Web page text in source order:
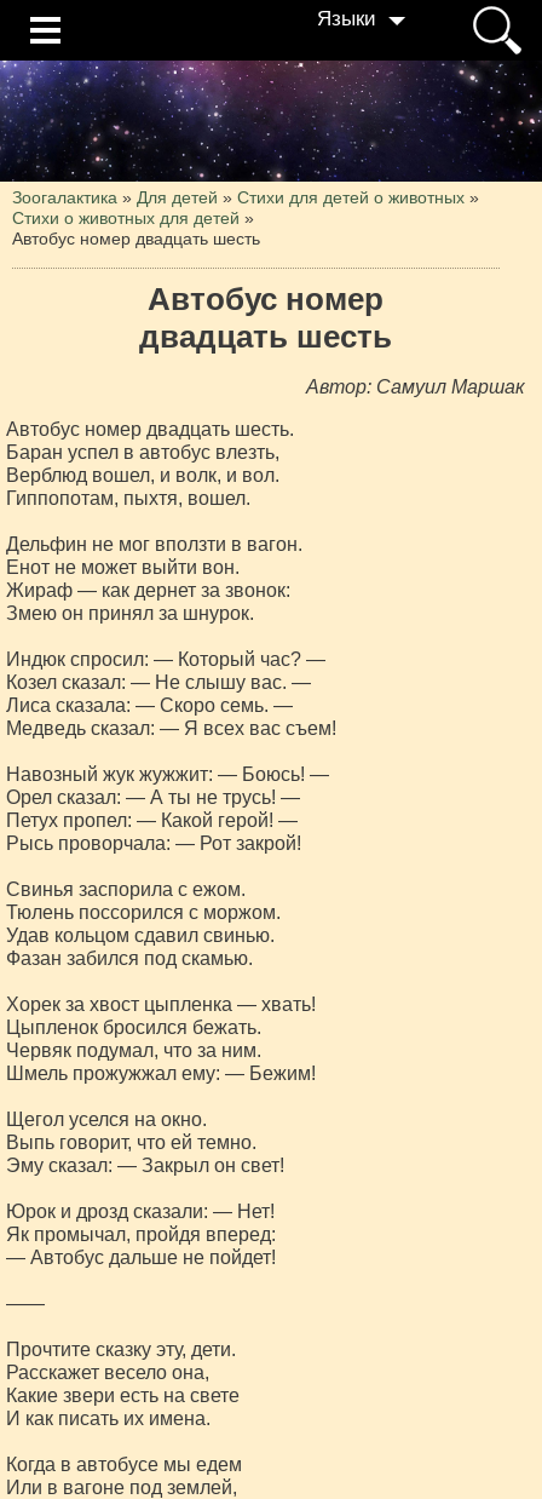
Языки
Зоогалактика » Для детей » Стихи для детей о животных »
Стихи о животных для детей »
Автобус номер двадцать шесть
Автобус номер
двадцать шесть
Автор: Самуил Маршак
Автобус номер двадцать шесть.
Баран успел в автобус влезть,
Верблюд вошел, и волк, и вол.
Гиппопотам, пыхтя, вошел.
Дельфин не мог вползти в вагон.
Енот не может выйти вон.
Жираф — как дернет за звонок:
Змею он принял за шнурок.
Индюк спросил: — Который час? —
Козел сказал: — Не слышу вас. —
Лиса сказала: — Скоро семь. —
Медведь сказал: — Я всех вас съем!
Навозный жук жужжит: — Боюсь! —
Орел сказал: — А ты не трусь! —
Петух пропел: — Какой герой! —
Рысь проворчала: — Рот закрой!
Свинья заспорила с ежом.
Тюлень поссорился с моржом.
Удав кольцом сдавил свинью.
Фазан забился под скамью.
Хорек за хвост цыпленка — хвать!
Цыпленок бросился бежать.
Червяк подумал, что за ним.
Шмель прожужжал ему: — Бежим!
Щегол уселся на окно.
Выпь говорит, что ей темно.
Эму сказал: — Закрыл он свет!
Юрок и дрозд сказали: — Нет!
Як промычал, пройдя вперед:
— Автобус дальше не пойдет!
——
Прочтите сказку эту, дети.
Расскажет весело она,
Какие звери есть на свете
И как писать их имена.
Когда в автобусе мы едем
Или в вагоне под землей,